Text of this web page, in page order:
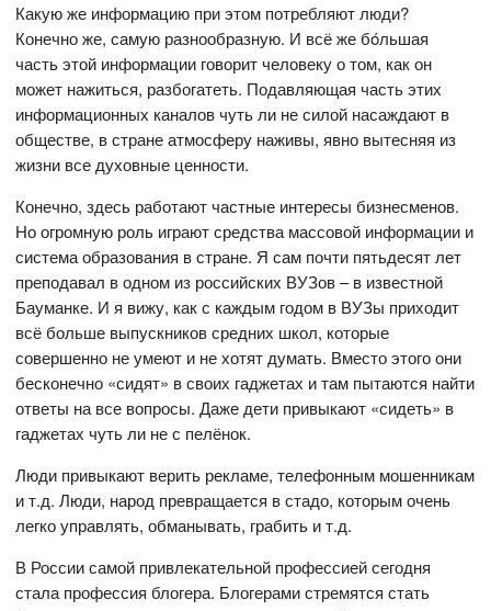
Какую же информацию при этом потребляют люди?
Конечно же, самую разнообразную. И всё же бóльшая
часть этой информации говорит человеку о том, как он
может нажиться, разбогатеть. Подавляющая часть этих
информационных каналов чуть ли не силой насаждают в
обществе, в стране атмосферу наживы, явно вытесняя из
жизни все духовные ценности.
Конечно, здесь работают частные интересы бизнесменов.
Но огромную роль играют средства массовой информации и
система образования в стране. Я сам почти пятьдесят лет
преподавал в одном из российских ВУЗов – в известной
Бауманке. И я вижу, как с каждым годом в ВУЗы приходит
всё больше выпускников средних школ, которые
совершенно не умеют и не хотят думать. Вместо этого они
бесконечно «сидят» в своих гаджетах и там пытаются найти
ответы на все вопросы. Даже дети привыкают «сидеть» в
гаджетах чуть ли не с пелёнок.
Люди привыкают верить рекламе, телефонным мошенникам
и т.д. Люди, народ превращается в стадо, которым очень
легко управлять, обманывать, грабить и т.д.
В России самой привлекательной профессией сегодня
стала профессия блогера. Блогерами стремятся стать